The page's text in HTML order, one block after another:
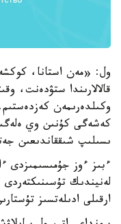
ول: «مەن استانا،
قالالارىندا ستۋدەنت،
وكىلدەرىمەن
كەشەگى كۇنىن وي
ىسىلىپ شىققاندىعىن
ءبىز ءوز جۇمىسىمىزدى
لەنيندىك
ارقىلى ادىلەتسىز